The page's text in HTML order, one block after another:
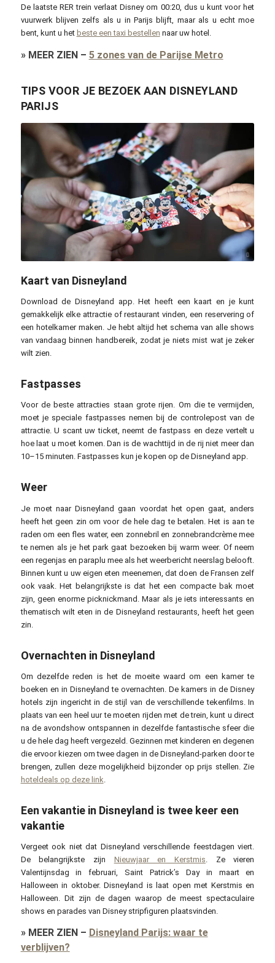
De laatste RER trein verlaat Disney om 00:20, dus u kunt voor het
vuurwerk blijven zelfs als u in Parijs blijft, maar als u echt moe
bent, kunt u het beste een taxi bestellen naar uw hotel.
» MEER ZIEN– 5 zones van de Parijse Metro
TIPS VOOR JE BEZOEK AAN DISNEYLAND
PARIJS
Giorgio Trovato / unsplash.com
Kaart van Disneyland
Download de Disneyland app. Het heeft een kaart en je kunt
gemakkelijk elke attractie of restaurant vinden, een reservering of
een hotelkamer maken. Je hebt altijd het schema van alle shows
van vandaag binnen handbereik, zodat je niets mist wat je zeker
wilt zien.
Fastpasses
Voor de beste attracties staan grote rijen. Om die te vermijden,
moet je speciale fastpasses nemen bij de controlepost van de
attractie. U scant uw ticket, neemt de fastpass en deze vertelt u
hoe laat u moet komen. Dan is de wachttijd in de rij niet meer dan
10–15 minuten. Fastpasses kun je kopen op de Disneyland app.
Weer
Je moet naar Disneyland gaan voordat het open gaat, anders
heeft het geen zin om voor de hele dag te betalen. Het is aan te
raden om een fles water, een zonnebril en zonnebrandcrème mee
te nemen als je het park gaat bezoeken bij warm weer. Of neem
een regenjas en paraplu mee als het weerbericht neerslag belooft.
Binnen kunt u uw eigen eten meenemen, dat doen de Fransen zelf
ook vaak. Het belangrijkste is dat het een compacte bak moet
zijn, geen enorme picknickmand. Maar als je iets interessants en
thematisch wilt eten in de Disneyland restaurants, heeft het geen
zin.
Overnachten in Disneyland
Om dezelfde reden is het de moeite waard om een kamer te
boeken en in Disneyland te overnachten. De kamers in de Disney
hotels zijn ingericht in de stijl van de verschillende tekenfilms. In
plaats van een heel uur te moeten rijden met de trein, kunt u direct
na de avondshow ontspannen in dezelfde fantastische sfeer die
u de hele dag heeft vergezeld. Gezinnen met kinderen en degenen
die ervoor kiezen om twee dagen in de Disneyland-parken door te
brengen, zullen deze mogelijkheid bijzonder op prijs stellen. Zie
hoteldeals op deze link
Een vakantie in Disneyland is twee keer een
vakantie
Vergeet ook niet dat Disneyland verschillende feestdagen viert.
De belangrijkste zijn Nieuwjaar en Kerstmis . Ze vieren
Valentijnsdag in februari, Saint Patrick’s Day in maart en
Halloween in oktober. Disneyland is laat open met Kerstmis en
Halloween. Dit zijn de dagen waarop de meest spectaculaire
shows en parades van Disney stripfiguren plaatsvinden.
» MEER ZIEN – Disneyland Parijs: waar te
verblijven?